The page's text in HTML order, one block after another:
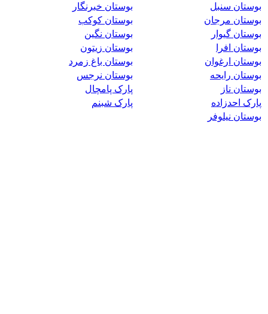
بوستان سنبل
بوستان خبرنگار
بوستان مرجان
بوستان کوکب
بوستان گیوار
بوستان نگین
بوستان افرا
بوستان زیتون
بوستان ارغوان
بوستان باغ زمرد
بوستان رایحه
بوستان نرجس
بوستان ناز
پارک پامچال
پارک احدزاده
پارک شبنم
بوستان نیلوفر